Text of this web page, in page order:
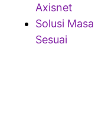
Axisnet
Solusi
Sesuai